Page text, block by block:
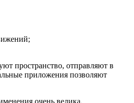
пространство, отправляют в
приложения позволяют
очень велика.